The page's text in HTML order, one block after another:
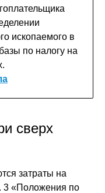
ископаемого в
по налогу на
сверх
затраты на
3 «Положения по